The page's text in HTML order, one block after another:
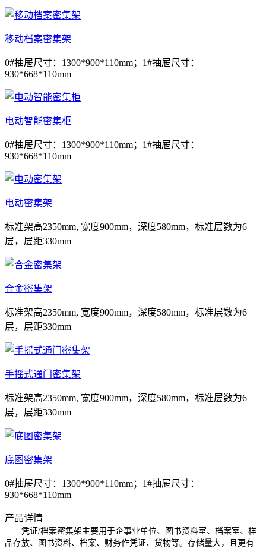
移动档案密集架
0#抽屉尺寸：1300*900*110mm；1#抽屉尺寸：
930*668*110mm
电动智能密集柜
0#抽屉尺寸：1300*900*110mm；1#抽屉尺寸：
930*668*110mm
电动密集架
标准架高2350mm, 宽度900mm，深度580mm，标准层数为6
层，层距330mm
合金密集架
标准架高2350mm, 宽度900mm，深度580mm，标准层数为6
层，层距330mm
手摇式通门密集架
标准架高2350mm, 宽度900mm，深度580mm，标准层数为6
层，层距330mm
底图密集架
0#抽屉尺寸：1300*900*110mm；1#抽屉尺寸：
930*668*110mm
产品详情
凭证/档案密集架主要用于企事业单位、图书资料室、档案室、样
品存放、图书资料、档案、财务作凭证、货物等。存储量大，且更有